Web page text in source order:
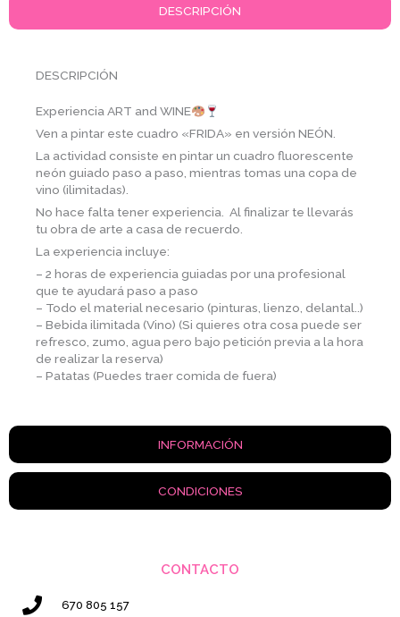
DESCRIPCIÓN
INFORMACIÓN
CONDICIONES
DESCRIPCIÓN
Experiencia ART and WINE
Ven a pintar este cuadro «FRIDA» en versión NEÓN.
La actividad consiste en pintar un cuadro fluorescente
neón guiado paso a paso, mientras tomas una copa de
vino (ilimitadas).
No hace falta tener experiencia. Al finalizar te llevarás
tu obra de arte a casa de recuerdo.
La experiencia incluye:
– 2 horas de experiencia guiadas por una profesional
que te ayudará paso a paso
– Todo el material necesario (pinturas, lienzo, delantal..)
– Bebida ilimitada (Vino) (Si quieres otra cosa puede ser
refresco, zumo, agua pero bajo petición previa a la hora
de realizar la reserva)
– Patatas (Puedes traer comida de fuera)
CONTACTO
670 805 157